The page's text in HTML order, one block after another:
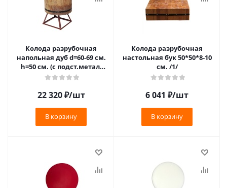
Колода разрубочная
напольная дуб d=60-69 см.
h=50 см. (с подст.метал.
h=30 см) /1/
22 320₽/шт
В корзину
Колода разрубочная
настольная бук 50*50*8-10
см. /1/
6 041 ₽/шт
В корзину